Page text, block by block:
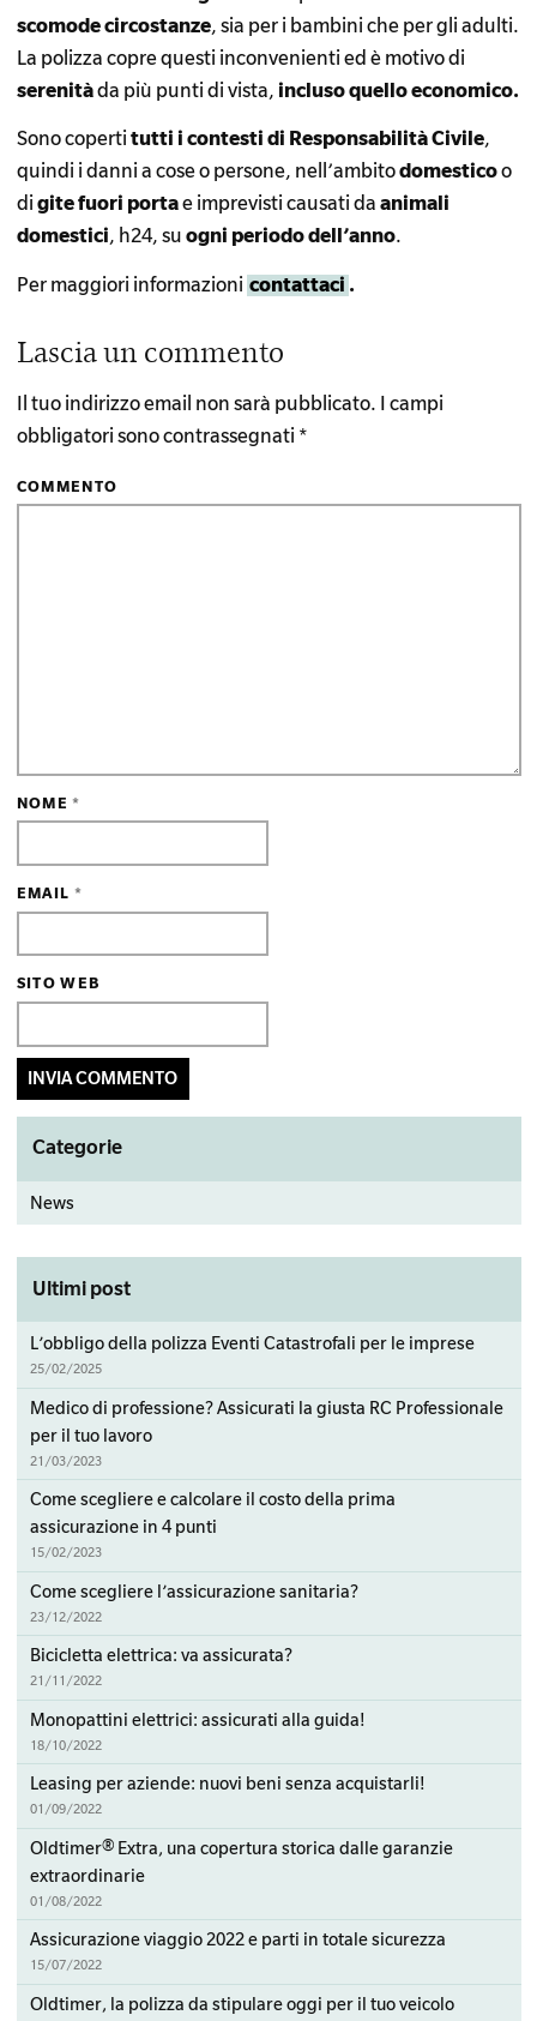
scomode circostanze, sia per i bambini che per gli adulti.
La polizza copre questi inconvenienti ed è motivo di
serenitàda più punti di vista, incluso quello economico.
Sono coperti tutti i contesti di Responsabilità Civile,
quindi i danni a cose o persone, nell’ambitodomesticoo
di gite fuori portae imprevisti causati da animali
domestici, h24, su ogni periodo dell’anno.
Per maggiori informazioni contattaci .
Reader
Interactions
Lascia un commento
Il tuo indirizzo email non sarà pubblicato.
I campi
obbligatori sono contrassegnati *
COMMENTO
NOME*
EMAIL *
SITO WEB
Primary
Sidebar
Categorie
News
Ultimi post
L’obbligo della polizza Eventi Catastrofali per le imprese
25/02/2025
Medico di professione? Assicurati la giusta RC Professionale
per il tuo lavoro
21/03/2023
Come scegliere e calcolare il costo della prima
assicurazione in 4 punti
15/02/2023
Come scegliere l’assicurazione sanitaria?
23/12/2022
Bicicletta elettrica: va assicurata?
21/11/2022
Monopattini elettrici: assicurati alla guida!
18/10/2022
Leasing per aziende: nuovi beni senza acquistarli!
01/09/2022
Oldtimer® Extra, una copertura storica dalle garanzie
extraordinarie
01/08/2022
Assicurazione viaggio 2022 e parti in totale sicurezza
15/07/2022
Oldtimer, la polizza da stipulare oggi per il tuo veicolo